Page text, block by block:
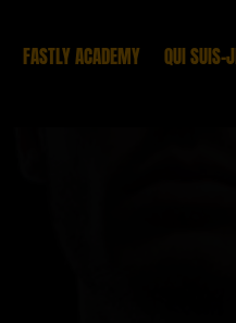
FASTLY ACADEMY QUI SUIS-